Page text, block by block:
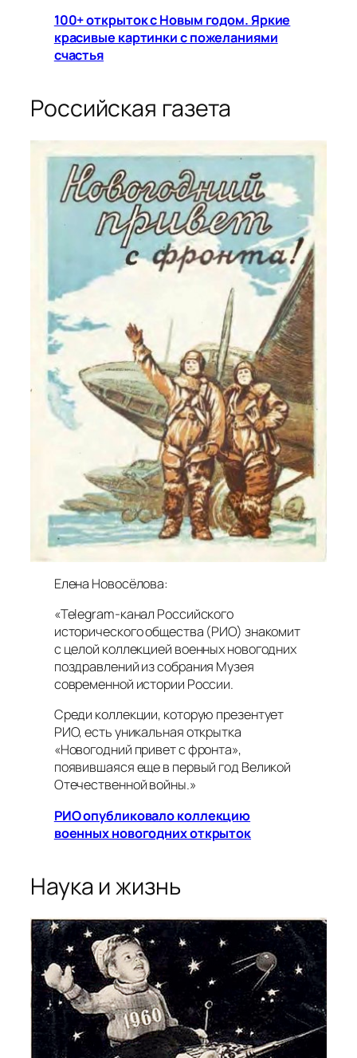
100+ открыток с Новым годом. Яркие
красивые картинки с пожеланиями
счастья
Российская газета
Елена Новосёлова:
«Telegram-канал Российского
исторического общества (РИО) знакомит
с целой коллекцией военных новогодних
поздравлений из собрания Музея
современной истории России.
Среди коллекции, которую презентует
РИО, есть уникальная открытка
«Новогодний привет с фронта»,
появившаяся еще в первый год Великой
Отечественной войны.»
РИО опубликовало коллекцию
военных новогодних открыток
Наука и жизнь